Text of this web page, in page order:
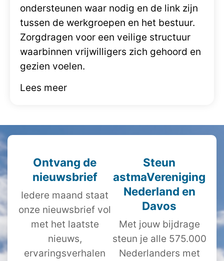
ondersteunen waar nodig en de link zijn
tussen de werkgroepen en het bestuur.
Zorgdragen voor een veilige structuur
waarbinnen vrijwilligers zich gehoord en
gezien voelen.
Lees meer
Ontvang de
nieuwsbrief
Iedere maand staat
onze nieuwsbrief vol
met het laatste
nieuws,
ervaringsverhalen
Steun
astmaVereniging
Nederland en
Davos
Met jouw bijdrage
steun je alle 575.000
Nederlanders met